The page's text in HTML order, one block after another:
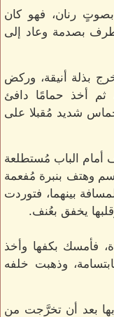
بصوتٍ رنان، فهو كان
بصدمة وعاد إلى
بذلة أنيقة، وركض
ثم أخذ حمامًا دافئ
شديد مُقبلا على
أمام الباب مُستطلعة
وهتف بنبرة مُفعمة
بينهما، فتوردت
يخفق بعُنف.
فأمسك بكفها وأخذ
وذهبت خلفه
بعد أن تخرَّجت من